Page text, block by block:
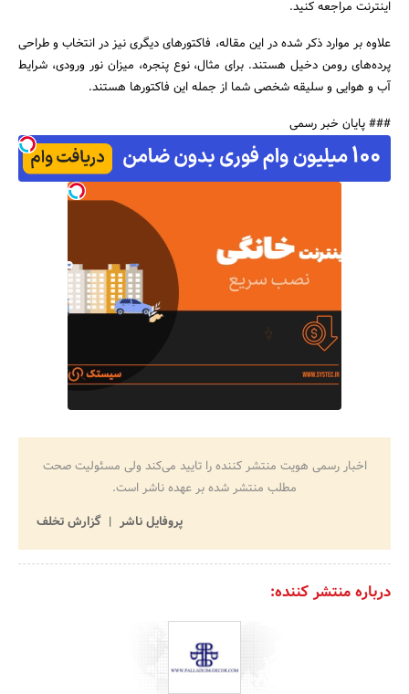
اینترنت مراجعه کنید.
علاوه بر موارد ذکر شده در این مقاله، فاکتورهای دیگری نیز در انتخاب و طراحی
پرده‌های رومن دخیل هستند. برای مثال، نوع پنجره، میزان نور ورودی، شرایط
آب و هوایی و سلیقه شخصی شما از جمله این فاکتورها هستند.
### پایان خبر رسمی
اخبار رسمی هویت منتشر کننده را تایید می‌کند ولی مسئولیت صحت
مطلب منتشر شده بر عهده ناشر است.
پروفایل ناشر
گزارش تخلف
درباره منتشر کننده: